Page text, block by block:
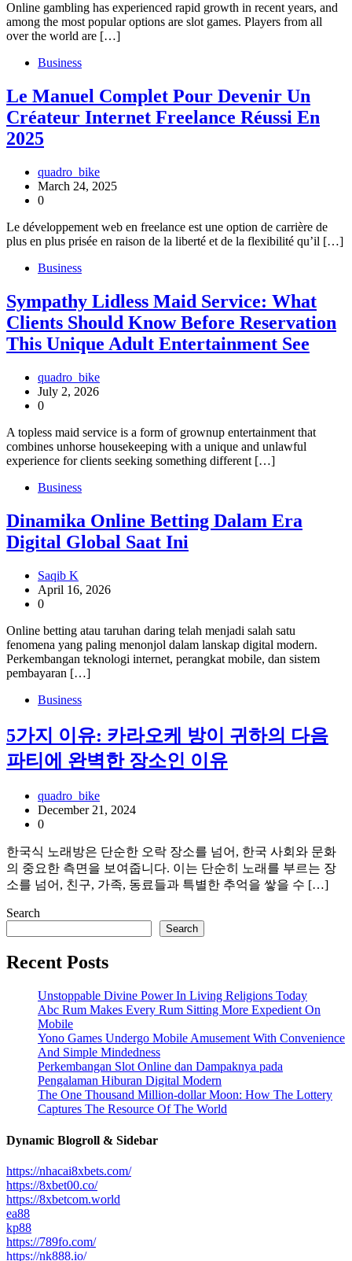
Online gambling has experienced rapid growth in recent years, and
among the most popular options are slot games. Players from all
over the world are […]
Business
Le Manuel Complet Pour Devenir Un
Créateur Internet Freelance Réussi En
2025
quadro_bike
March 24, 2025
0
Le développement web en freelance est une option de carrière de
plus en plus prisée en raison de la liberté et de la flexibilité qu’il […]
Business
Sympathy Lidless Maid Service: What
Clients Should Know Before Reservation
This Unique Adult Entertainment See
quadro_bike
July 2, 2026
0
A topless maid service is a form of grownup entertainment that
combines unhorse housekeeping with a unique and unlawful
experience for clients seeking something different […]
Business
Dinamika Online Betting Dalam Era
Digital Global Saat Ini
Saqib K
April 16, 2026
0
Online betting atau taruhan daring telah menjadi salah satu
fenomena yang paling menonjol dalam lanskap digital modern.
Perkembangan teknologi internet, perangkat mobile, dan sistem
pembayaran […]
Business
5가지 이유: 카라오케 방이 귀하의 다음
파티에 완벽한 장소인 이유
quadro_bike
December 21, 2024
0
한국식 노래방은 단순한 오락 장소를 넘어, 한국 사회와 문화
의 중요한 측면을 보여줍니다. 이는 단순히 노래를 부르는 장
소를 넘어, 친구, 가족, 동료들과 특별한 추억을 쌓을 수 […]
Search
Search
Recent Posts
Unstoppable Divine Power In Living Religions Today
Abc Rum Makes Every Rum Sitting More Expedient On
Mobile
Yono Games Undergo Mobile Amusement With Convenience
And Simple Mindedness
Perkembangan Slot Online dan Dampaknya pada
Pengalaman Hiburan Digital Modern
The One Thousand Million-dollar Moon: How The Lottery
Captures The Resource Of The World
Dynamic Blogroll & Sidebar
https://nhacai8xbets.com/
https://8xbet00.co/
https://8xbetcom.world
ea88
kp88
https://789fo.com/
https://nk888.io/